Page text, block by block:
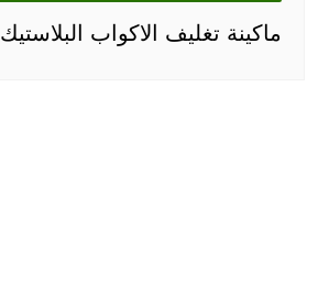
ماكينة تغليف الاكواب البلاستيك